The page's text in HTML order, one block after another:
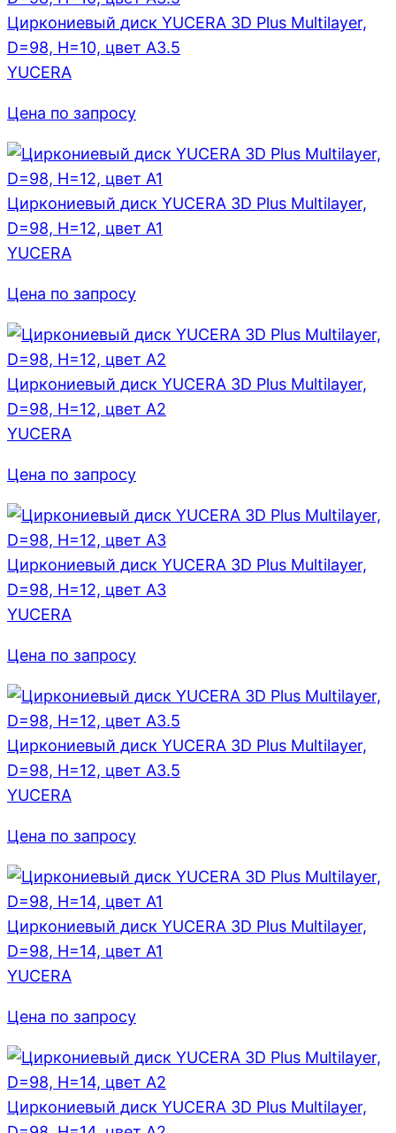
Циркониевый диск YUCERA 3D Plus Multilayer,
D=98, H=10, цвет A3.5
YUCERA
Цена по запросу
Циркониевый диск YUCERA 3D Plus Multilayer,
D=98, H=12, цвет A1
YUCERA
Цена по запросу
Циркониевый диск YUCERA 3D Plus Multilayer,
D=98, H=12, цвет A2
YUCERA
Цена по запросу
Циркониевый диск YUCERA 3D Plus Multilayer,
D=98, H=12, цвет A3
YUCERA
Цена по запросу
Циркониевый диск YUCERA 3D Plus Multilayer,
D=98, H=12, цвет A3.5
YUCERA
Цена по запросу
Циркониевый диск YUCERA 3D Plus Multilayer,
D=98, H=14, цвет A1
YUCERA
Цена по запросу
Циркониевый диск YUCERA 3D Plus Multilayer,